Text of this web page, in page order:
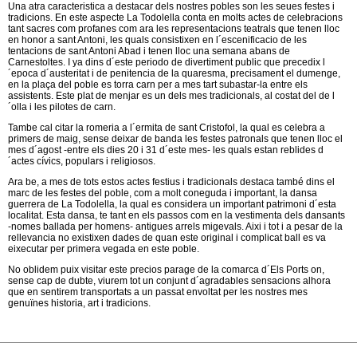
Una atra caracteristica a destacar dels nostres pobles son les seues festes i
tradicions. En este aspecte La Todolella conta en molts actes de celebracions
tant sacres com profanes com ara les representacions teatrals que tenen lloc
en honor a sant Antoni, les quals consistixen en l´escenificacio de les
tentacions de sant Antoni Abad i tenen lloc una semana abans de
Carnestoltes. I ya dins d´este periodo de divertiment public que precedix l
´epoca d´austeritat i de penitencia de la quaresma, precisament el dumenge,
en la plaça del poble es torra carn per a mes tart subastar-la entre els
assistents. Este plat de menjar es un dels mes tradicionals, al costat del de l
´olla i les pilotes de carn.
Tambe cal citar la romeria a l´ermita de sant Cristofol, la qual es celebra a
primers de maig, sense deixar de banda les festes patronals que tenen lloc el
mes d´agost -entre els dies 20 i 31 d´este mes- les quals estan reblides d
´actes cívics, populars i religiosos.
Ara be, a mes de tots estos actes festius i tradicionals destaca també dins el
marc de les festes del poble, com a molt coneguda i important, la dansa
guerrera de La Todolella, la qual es considera un important patrimoni d´esta
localitat. Esta dansa, te tant en els passos com en la vestimenta dels dansants
-nomes ballada per homens- antigues arrels migevals. Aixi i tot i a pesar de la
rellevancia no existixen dades de quan este original i complicat ball es va
eixecutar per primera vegada en este poble.
No oblidem puix visitar este precios parage de la comarca d´Els Ports on,
sense cap de dubte, viurem tot un conjunt d´agradables sensacions alhora
que en sentirem transportats a un passat envoltat per les nostres mes
genuïnes historia, art i tradicions.